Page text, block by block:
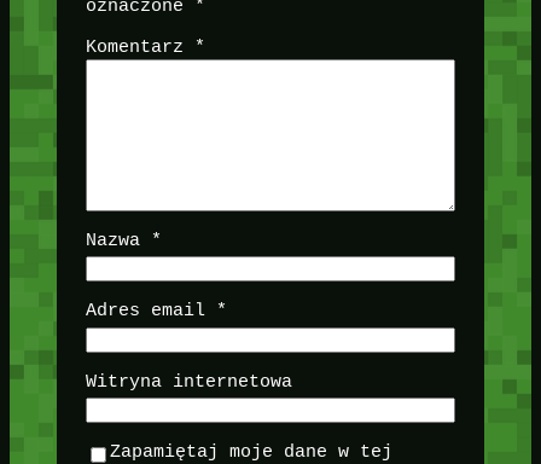
oznaczone *
Komentarz *
Nazwa *
Adres email *
Witryna internetowa
Zapamiętaj moje dane w tej